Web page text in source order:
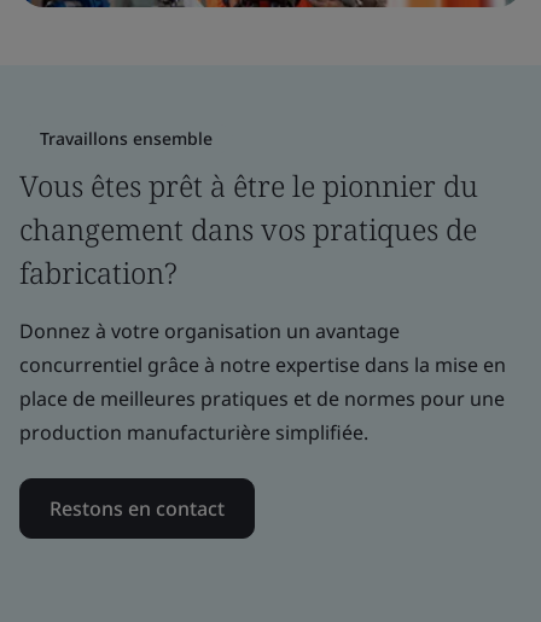
Travaillons ensemble
Vous êtes prêt à être le pionnier du
changement dans vos pratiques de
fabrication?
Donnez à votre organisation un avantage
concurrentiel grâce à notre expertise dans la mise en
place de meilleures pratiques et de normes pour une
production manufacturière simplifiée.
Restons en contact